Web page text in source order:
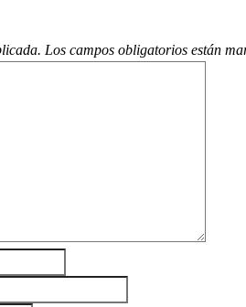
Los campos obligatorios están